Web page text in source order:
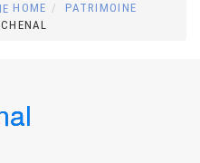
HOME
PATRIMOINE